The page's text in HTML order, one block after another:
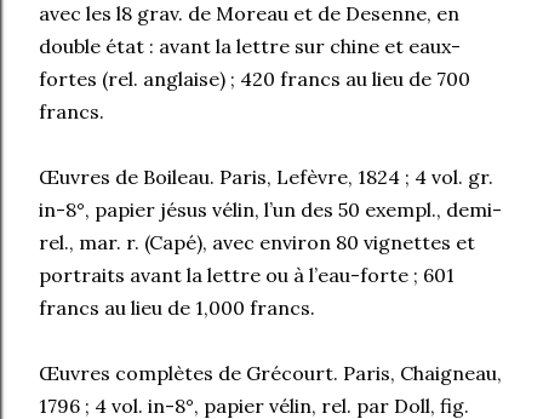
avec les l8 grav. de Moreau et de Desenne, en
double état : avant la lettre sur chine et eaux-
fortes (rel. anglaise) ; 420 francs au lieu de 700
francs.
Œuvres de Boileau. Paris, Lefèvre, 1824 ; 4 vol. gr.
in-8°, papier jésus vélin, l’un des 50 exempl., demi-
rel., mar. r. (Capé), avec environ 80 vignettes et
portraits avant la lettre ou à l’eau-forte ; 601
francs au lieu de 1,000 francs.
Œuvres complètes de Grécourt. Paris, Chaigneau,
1796 ; 4 vol. in-8°, papier vélin, rel. par Doll, fig.